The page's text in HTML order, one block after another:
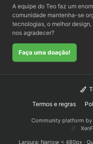
A equipe do Teo faz um
comunidade mantenha-se
tecnologias, o melhor
nos agradecer?
Faça uma doação!
Termos e regras
Community platform by
Largura